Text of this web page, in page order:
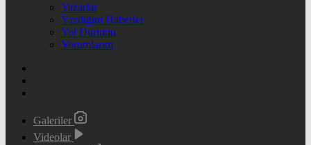
Yazarlar
Yazdığım Haberler
Yol Durumu
Yorumlarım
Galeriler
Videolar